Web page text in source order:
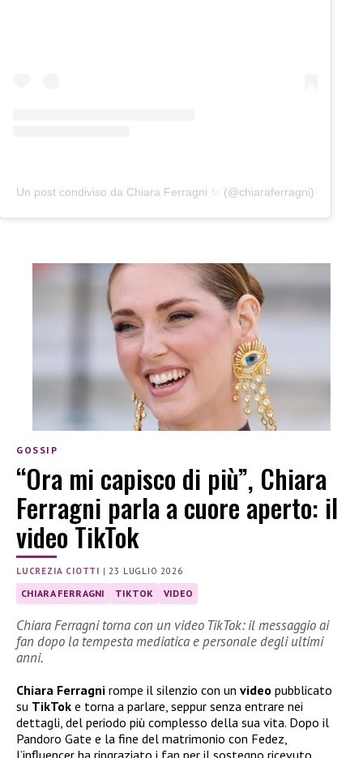
Un post condiviso da Chiara Ferragni ✨ (@chiaraferragni)
GOSSIP
“Ora mi capisco di più”, Chiara
Ferragni parla a cuore aperto: il
video TikTok
LUCREZIA CIOTTI | 23 LUGLIO 2026
CHIARA FERRAGNI TIKTOK VIDEO
Chiara Ferragni torna con un video TikTok: il messaggio ai
fan dopo la tempesta mediatica e personale degli ultimi
anni.
Chiara Ferragni rompe il silenzio con un video pubblicato
su TikTok e torna a parlare, seppur senza entrare nei
dettagli, del periodo più complesso della sua vita. Dopo il
Pandoro Gate e la fine del matrimonio con Fedez,